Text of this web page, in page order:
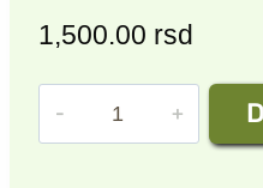
1,500.00 rsd